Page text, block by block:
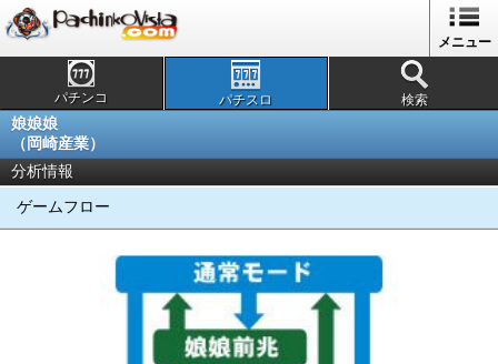
メニュー
パチンコ パチスロ 検索
娘娘娘
（岡崎産業）
分析情報
ゲームフロー